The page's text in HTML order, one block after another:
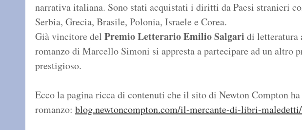
narrativa italiana. Sono stati acquistati i diritti da Paesi stranieri
Serbia, Grecia, Brasile, Polonia, Israele e Corea.
Già vincitore del Premio Letterario Emilio Salgari di letteratura
romanzo di Marcello Simoni si appresta a partecipare ad un altro
prestigioso.
Ecco la pagina ricca di contenuti che il sito di Newton Compton
romanzo: blog.newtoncompton.com/il-mercante-di-libri-maledetti/